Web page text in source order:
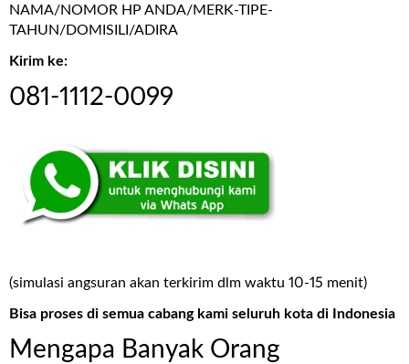
NAMA/NOMOR HP ANDA/MERK-TIPE-
TAHUN/DOMISILI/ADIRA
Kirim ke:
081-1112-0099
(simulasi angsuran akan terkirim dlm waktu 10-15 menit)
Bisa proses di semua cabang kami seluruh kota di Indonesia
Mengapa Banyak Orang